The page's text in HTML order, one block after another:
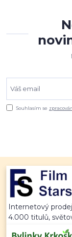
Souhlasím se
Internetový
4.000 titulů,